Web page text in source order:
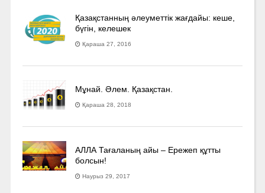
Қазақстанның әлеуметтік жағдайы: кеше,
бүгін, келешек
Қараша 27, 2016
Мұнай. Әлем. Қазақстан.
Қараша 28, 2018
АЛЛА Тағаланың айы – Ережеп құтты
болсын!
Наурыз 29, 2017